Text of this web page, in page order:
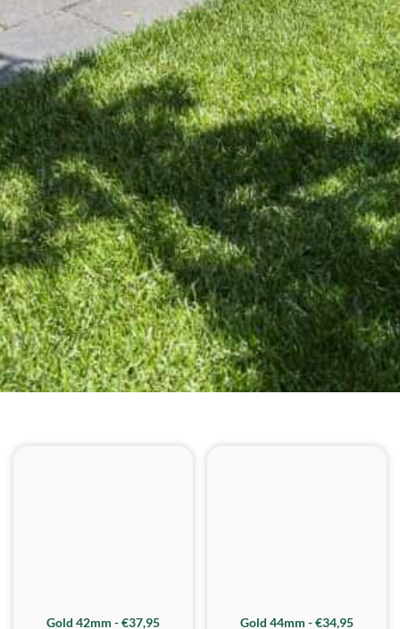
Gold 42mm - €37,95
Gold 44mm - €34,95